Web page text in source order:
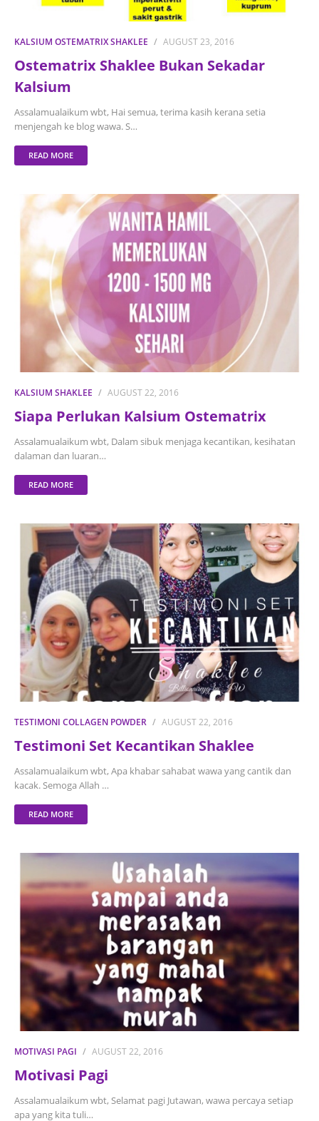
KALSIUM OSTEMATRIX SHAKLEE AUGUST 23, 2016
Ostematrix Shaklee Bukan Sekadar
Kalsium
Assalamualaikum wbt, Hai semua, terima kasih kerana setia
menjengah ke blog wawa. S…
READ MORE
KALSIUM SHAKLEE AUGUST 22, 2016
Siapa Perlukan Kalsium Ostematrix
Assalamualaikum wbt, Dalam sibuk menjaga kecantikan, kesihatan
dalaman dan luaran…
READ MORE
TESTIMONI COLLAGEN POWDER AUGUST 22, 2016
Testimoni Set Kecantikan Shaklee
Assalamualaikum wbt, Apa khabar sahabat wawa yang cantik dan
kacak. Semoga Allah …
READ MORE
MOTIVASI PAGI AUGUST 22, 2016
Motivasi Pagi
Assalamualaikum wbt, Selamat pagi Jutawan, wawa percaya setiap
apa yang kita tuli…